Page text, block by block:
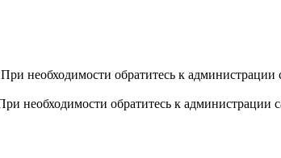
необходимости обратитесь к администрации
необходимости обратитесь к администрации